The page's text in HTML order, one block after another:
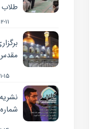
طلاب
شماره ۲۹